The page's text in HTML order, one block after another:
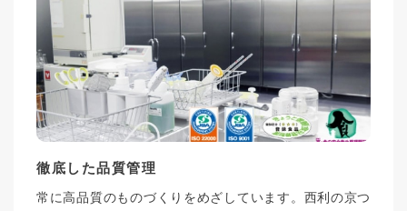
徹底した品質管理
常に高品質のものづくりをめざしています。西利の京つ